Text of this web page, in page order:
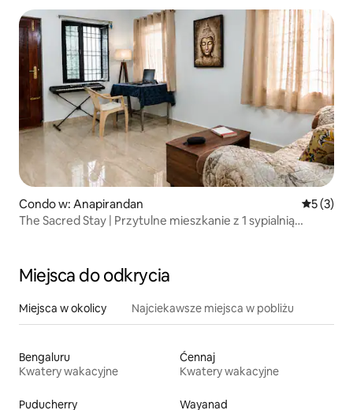
Condo w: Anapirandan Średnia
5 (3)
The Sacred Stay | Przytulne mieszkanie z 1 sypialnią
Miejsca do odkrycia
Miejsca w okolicy Najciekawsze miejsca w pobliżu
Bengaluru
Kwatery wakacyjne
Ćennaj
Kwatery wakacyjne
Puducherry
Wayanad